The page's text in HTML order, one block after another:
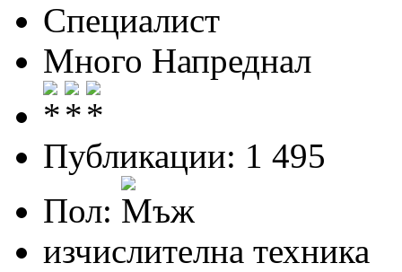
Специалист
Много Напреднал
Публикации: 1 495
Пол:
изчислителна техника